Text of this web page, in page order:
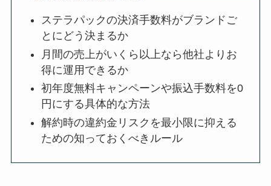
ステラパックの決済手数料がブランドご
とにどう決まるか
月間の売上がいくら以上なら他社よりお
得に運用できるか
初年度無料キャンペーンや振込手数料を0
円にする具体的な方法
解約時の違約金リスクを最小限に抑える
ための知っておくべきルール